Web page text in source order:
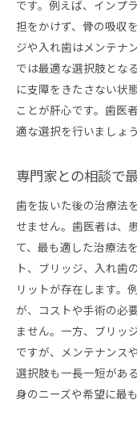
です。例えば、インプ
担をかけず、骨の吸収
ジや入れ歯はメンテナ
では最適な選択肢とな
に支障をきたさない状
ことが肝心です。歯医
適な選択を行いましょう
専門家との相談で
歯を抜いた後の治療法
せません。歯医者は、
て、最も適した治療法
ト、ブリッジ、入れ歯
リットが存在します。
が、コストや手術の必
ません。一方、ブリッ
ですが、メンテナンス
選択肢も一長一短があ
身のニーズや希望に最